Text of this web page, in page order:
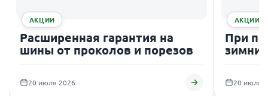
АКЦИИ
Расширенная гарантия на
шины от проколов и порезов
20 июля 2026
АКЦИИ
При
20 июля